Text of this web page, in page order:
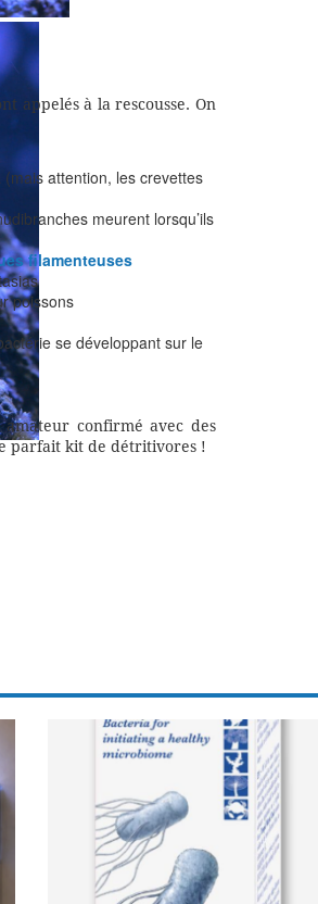
appelés à la rescousse. On
attention, les crevettes
meurent lorsqu’ils
filamenteuses
poissons
se développant sur le
confirmé avec des
parfait kit de détritivores !